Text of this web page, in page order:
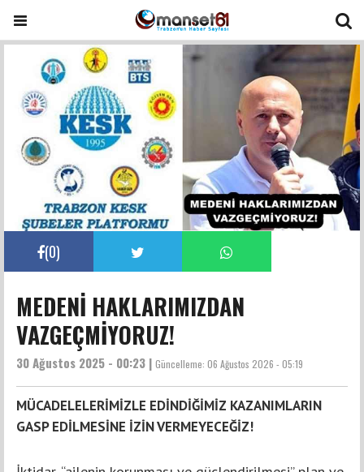
(0)
MEDENİ HAKLARIMIZDAN
VAZGEÇMİYORUZ!
30 Ağustos 2025 - 00:23 | Güncelleme: 06 Ağustos 2026 - 05:19
MÜCADELELERİMİZLE EDİNDİĞİMİZ KAZANIMLARIN
GASP EDİLMESİNE İZİN VERMEYECEĞİZ!